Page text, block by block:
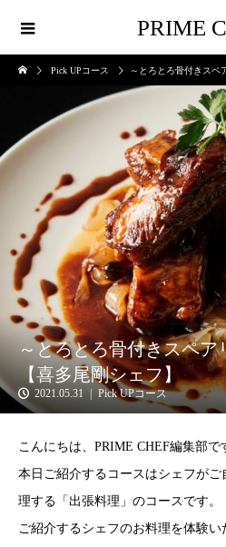
PRIME
Pick UPコース ～とろとろ骨付きスペ
～とろとろ骨付きスペア
【喜多尾剛シェフ】
2021.05.31 Pick UPコース
こんにちは、PRIME CHEF編集部で
本日ご紹介するコースはシェフが
理する「出張料理」のコースです。
ご紹介するシェフのお料理を体験